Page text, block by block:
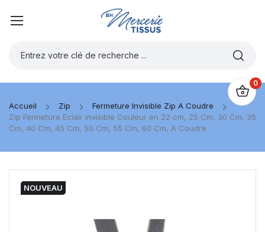
0
Accueil Zip
Fermeture Invisible Zip A Coudre
Zip Fermeture Eclair invisible Couleur en 22 cm, 25 Cm, 30 Cm, 35
Cm, 40 Cm, 45 Cm, 50 Cm, 55 Cm, 60 Cm, A Coudre
NOUVEAU